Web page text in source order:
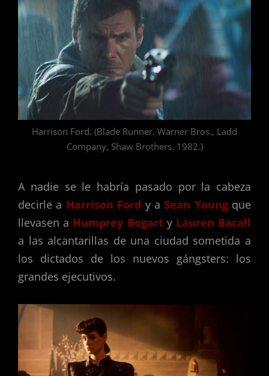
Harrison Ford. (Blade Runner. Warner Bros., Ladd
Company, Shaw Brothers. 1982.)
A nadie se le habría pasado por la cabeza
decirle a Harrison Ford y a Sean Young que
llevasen a Humprey Bogarty Lauren Bacall
a las alcantarillas de una ciudad sometida a
los dictados de los nuevos gángsters: los
grandes ejecutivos.